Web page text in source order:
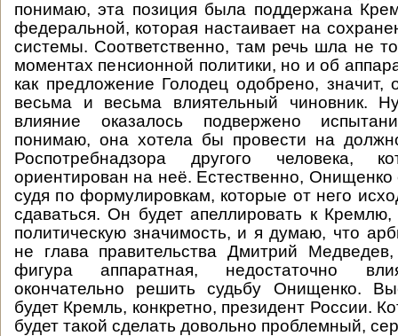
понимаю, эта позиция была поддержана
федеральной, которая настаивает на
системы. Соответственно, там речь шла не
моментах пенсионной политики, но и об
как предложение Голодец одобрено, значит,
весьма и весьма влиятельный чиновник.
влияние оказалось подвержено
понимаю, она хотела бы провести на
Роспотребнадзора другого
ориентирован на неё. Естественно, Онищенко
судя по формулировкам, которые от него
сдаваться. Он будет апеллировать к
политическую значимость, и я думаю, что
не глава правительства Дмитрий
фигура аппаратная, недостаточно
окончательно решить судьбу Онищенко.
будет Кремль, конкретно, президент России.
будет такой сделать довольно проблемный,